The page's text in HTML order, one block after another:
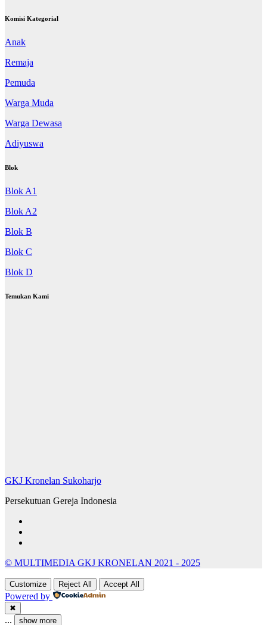
Komisi Kategorial
Anak
Remaja
Pemuda
Warga Muda
Warga Dewasa
Adiyuswa
Blok
Blok A1
Blok A2
Blok B
Blok C
Blok D
Temukan Kami
GKJ Kronelan Sukoharjo
Persekutuan Gereja Indonesia
© MULTIMEDIA GKJ KRONELAN 2021 - 2025
Customize Reject All Accept All
Powered by
✖
... show more